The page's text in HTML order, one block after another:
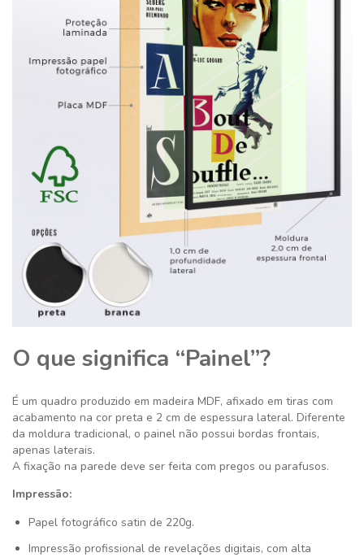
O que significa “Painel”?
É um quadro produzido em madeira MDF, afixado em tiras com
acabamento na cor preta e 2 cm de espessura lateral. Diferente
da moldura tradicional, o painel não possui bordas frontais,
apenas laterais.
A fixação na parede deve ser feita com pregos ou parafusos.
Impressão:
Papel fotográfico satin de 220g.
Impressão profissional de revelações digitais, com alta